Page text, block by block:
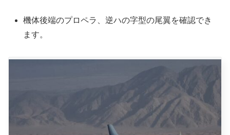
機体後端のプロペラ、逆ハの字型の尾翼を確認でき
ます。